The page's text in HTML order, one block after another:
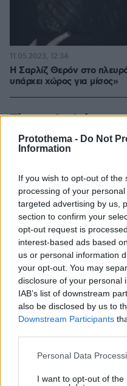
Protothema - Do Not
Information
If you wish to opt-out of
processing of your
targeted advertising by us,
section to confirm your
opt-out request is
interest-based ads based
us or personal information
your opt-out. You may
disclosure of your personal
IAB’s list of downstream
also be disclosed by us to
Downstream Participants
Please note that this
not limited to your visit or
Personal Data
I want to opt-out of the
Η Σαρλίζ Θερόν στο
υπάρχει χώρος για μίσος»
11.05.2023, 12:34
Thema Insights